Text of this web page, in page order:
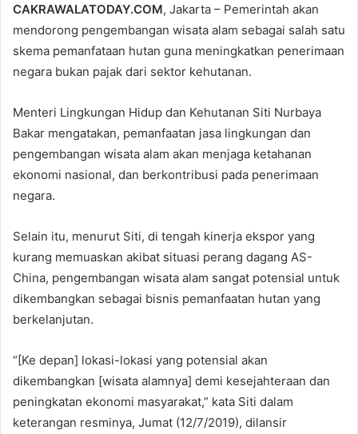
CAKRAWALATODAY.COM, Jakarta – Pemerintah akan
mendorong pengembangan wisata alam sebagai salah satu
skema pemanfataan hutan guna meningkatkan penerimaan
negara bukan pajak dari sektor kehutanan.
Menteri Lingkungan Hidup dan Kehutanan Siti Nurbaya
Bakar mengatakan, pemanfaatan jasa lingkungan dan
pengembangan wisata alam akan menjaga ketahanan
ekonomi nasional, dan berkontribusi pada penerimaan
negara.
Selain itu, menurut Siti, di tengah kinerja ekspor yang
kurang memuaskan akibat situasi perang dagang AS-
China, pengembangan wisata alam sangat potensial untuk
dikembangkan sebagai bisnis pemanfaatan hutan yang
berkelanjutan.
“[Ke depan] lokasi-lokasi yang potensial akan
dikembangkan [wisata alamnya] demi kesejahteraan dan
peningkatan ekonomi masyarakat,” kata Siti dalam
keterangan resminya, Jumat (12/7/2019), dilansir